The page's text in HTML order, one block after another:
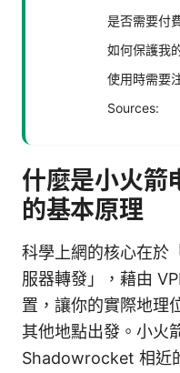
是否需要付
如何保護我
使用時需要
Sources:
什麼是小火箭
的基本原理
科學上網的核心在於
服器轉發」，藉由
置，讓你的實際地理
其他地點出發。小火
Shadowrocket 相近